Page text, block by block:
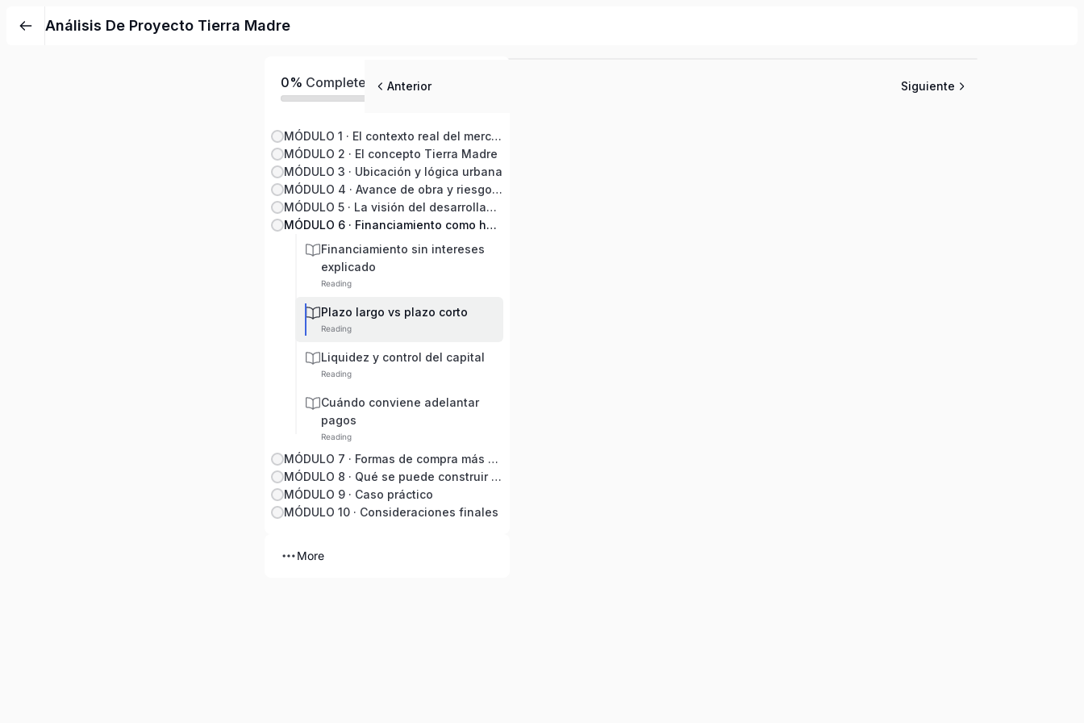
Análisis De Proyecto Tierra Madre
0% Completed
MÓDULO 1 · El contexto real del mercado inmobiliario en Playa del Carmen
MÓDULO 2 · El concepto Tierra Madre
MÓDULO 3 · Ubicación y lógica urbana
MÓDULO 4 · Avance de obra y riesgo real
MÓDULO 5 · La visión del desarrollador
MÓDULO 6 · Financiamiento como herramienta estratégica
Financiamiento sin intereses
explicado
Reading
Plazo largo vs plazo corto
Reading
Liquidez y control del capital
Reading
Cuándo conviene adelantar
pagos
Reading
MÓDULO 7 · Formas de compra más efectivas
MÓDULO 8 · Qué se puede construir en Tierra Madre
MÓDULO 9 · Caso práctico
MÓDULO 10 · Consideraciones finales
More
Anterior Siguiente